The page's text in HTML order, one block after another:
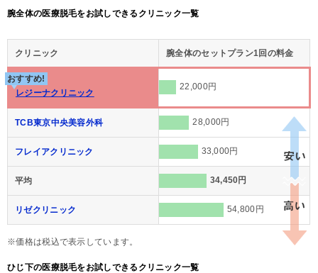
腕全体の医療脱毛をお試しできるクリニック一覧
クリニック 腕全体のセットプラン1回の料金
おすすめ!
レジーナクリニック
22,000円
TCB東京中央美容外科 28,000円
フレイアクリニック 33,000円
平均 34,450円
リゼクリニック 54,800円
※価格は税込で表示しています。
ひじ下の医療脱毛をお試しできるクリニック一覧